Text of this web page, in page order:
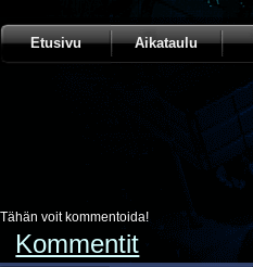
Etusivu Aikataulu
Tähän voit kommentoida!
Kommentit